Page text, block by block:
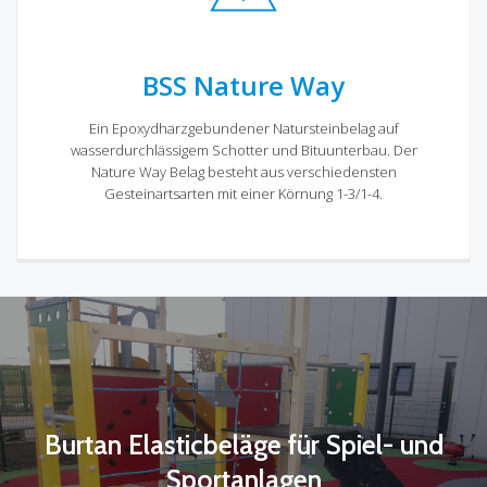
BSS Nature Way
Ein Epoxydharzgebundener Natursteinbelag auf
wasserdurchlässigem Schotter und Bituunterbau. Der
Nature Way Belag besteht aus verschiedensten
Gesteinartsarten mit einer Körnung 1-3/1-4.
Burtan Elasticbeläge für Spiel- und
Sportanlagen